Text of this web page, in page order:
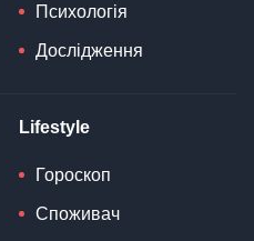
Психологія
Дослідження
Lifestyle
Гороскоп
Споживач